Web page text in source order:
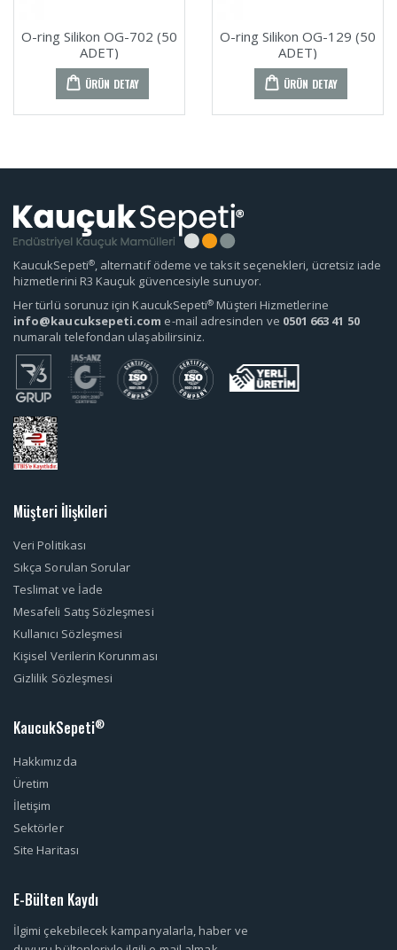
O-ring Silikon OG-702 (50
ADET)
ÜRÜN DETAY
O-ring Silikon OG-129 (50
ADET)
ÜRÜN DETAY
KaucukSepeti®, alternatif ödeme ve taksit seçenekleri, ücretsiz iade
hizmetlerini R3 Kauçuk güvencesiyle sunuyor.
Her türlü sorunuz için KaucukSepeti® Müşteri Hizmetlerine
info@kaucuksepeti.com e-mail adresinden ve 0501 663 41 50
numaralı telefondan ulaşabilirsiniz.
Müşteri İlişkileri
Veri Politikası
Sıkça Sorulan Sorular
Teslimat ve İade
Mesafeli Satış Sözleşmesi
Kullanıcı Sözleşmesi
Kişisel Verilerin Korunması
Gizlilik Sözleşmesi
KaucukSepeti®
Hakkımızda
Üretim
İletişim
Sektörler
Site Haritası
E-Bülten Kaydı
İlgimi çekebilecek kampanyalarla, haber ve